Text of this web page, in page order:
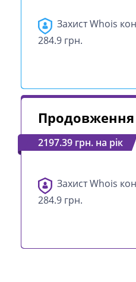
Захист Whois
284.9 грн.
Продовження
2197.39 грн. на рік
Захист Whois
284.9 грн.